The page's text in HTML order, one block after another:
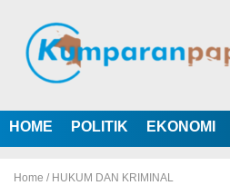
HOME POLITIK EKONOMI
Home / HUKUM DAN KRIMINAL